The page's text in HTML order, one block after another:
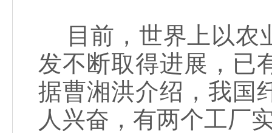
目前，世界上以农
发不断取得进展，已
据曹湘洪介绍，我国
人兴奋，有两个工厂